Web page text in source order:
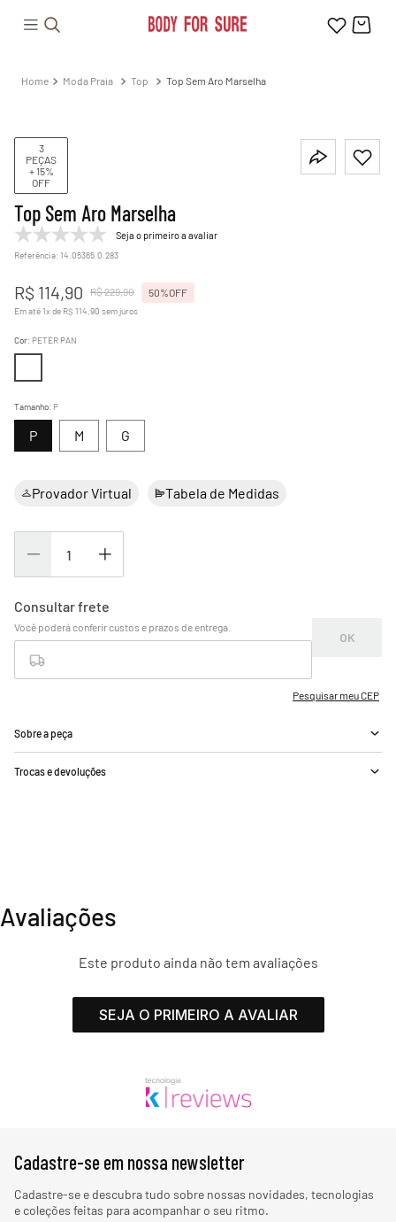
Moda Praia Top Top Sem Aro Marselha
3
PEÇAS
+ 15%
OFF
Top Sem Aro Marselha
Seja o primeiro a avaliar
Referência: 14.05365.0.283
R$ 114,90 R$229,90 50%OFF
Em até 1x de R$ 114 90 sem juros
Tamanho: P
G
M
P
Cor: PETER PAN
Provador Virtual Tabela de Medidas
Sobre a peça
Trocas e devoluções
Avaliações
Este produto ainda não tem avaliações
SEJA O PRIMEIRO A AVALIAR
Cadastre-se em nossa newsletter
Cadastre-se e descubra tudo sobre nossas novidades, tecnologias
e coleções feitas para acompanhar o seu ritmo.